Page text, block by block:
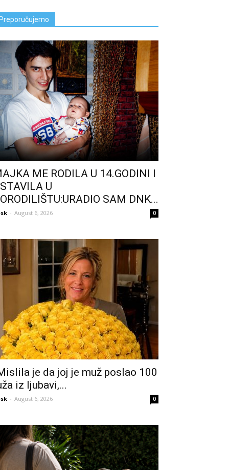
Preporučujemo
ME RODILA U 14.GODINI I
U
SAM DNK...
- August 6, 2026 0
je da joj je muž poslao 100
iz ljubavi,...
- August 6, 2026 0